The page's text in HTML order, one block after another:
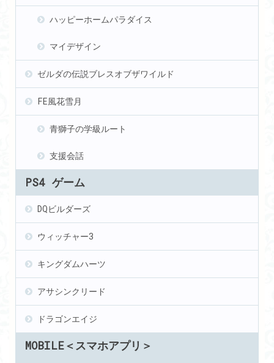
ハッピーホームパラダイス
マイデザイン
ゼルダの伝説ブレスオブザワイルド
FE風花雪月
青獅子の学級ルート
支援会話
PS4 ゲーム
DQビルダーズ
ウィッチャー3
キングダムハーツ
アサシンクリード
ドラゴンエイジ
MOBILE＜スマホアプリ＞